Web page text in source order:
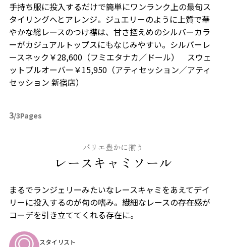
手持ち服に投入するだけで簡単にワンランク上の最旬ス
タイリングへとアレンジ。ジュエリーのように上質で華
やかな総レースのつけ襟は、甘さ控えめのシルバーカラ
ーがカジュアルトップスにもなじみやすい。シルバーレ
ースネック￥28,600（フミエタナカ／ドール） スウェ
ットプルオーバー￥15,950（アティセッション／アティ
セッション 新宿店）
3/3Pages
バリエ豊かに揃う
レースキャミソール
まるでランジェリーみたいなレースキャミをあえてデイ
リーに投入するのが旬の嗜み。繊細なレースの存在感が
コーデを引き立ててくれる存在に。
スタイリスト